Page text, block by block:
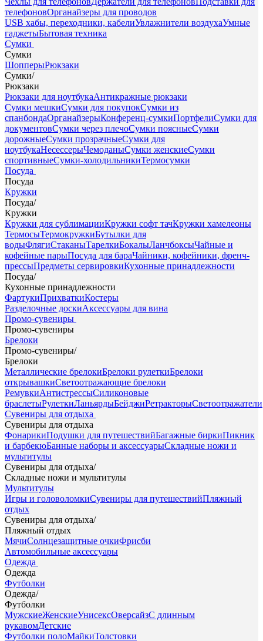
телефоновОрганайзеры для проводов
USB хабы, переходники, кабелиУвлажнители воздухаУмные
гаджетыБытовая техника
Сумки
Сумки
ШопперыРюкзаки
Сумки/
Рюкзаки
Рюкзаки для ноутбукаАнтикражные рюкзаки
Сумки мешкиСумки для покупокСумки из
спанбондаОрганайзерыКонференц-сумкиПортфелиСумки для
документовСумки через плечоСумки поясныеСумки
дорожныеСумки прозрачныеСумки для
ноутбукаНесессерыЧемоданыСумки женскиеСумки
спортивныеСумки-холодильникиТермосумки
Посуда
Посуда
Кружки
Посуда/
Кружки
Кружки для сублимацииКружки софт тачКружки хамелеоны
ТермосыТермокружкиБутылки для
водыФлягиСтаканыТарелкиБокалыЛанчбоксыЧайные и
кофейные парыПосуда для бараЧайники, кофейники, френч-
прессыПредметы сервировкиКухонные принадлежности
Посуда/
Кухонные принадлежности
ФартукиПрихваткиКостеры
Разделочные доскиАксессуары для вина
Промо-сувениры
Промо-сувениры
Брелоки
Промо-сувениры/
Брелоки
Металлические брелокиБрелоки рулеткиБрелоки
открывашкиСветоотражающие брелоки
РемувкиАнтистрессыСиликоновые
браслетыРулеткиЛаньярдыБейджиРетракторыСветоотражатели
Сувениры для отдыха
Сувениры для отдыха
ФонарикиПодушки для путешествийБагажные биркиПикник
и барбекюБанные наборы и аксессуарыСкладные ножи и
мультитулы
Сувениры для отдыха/
Складные ножи и мультитулы
Мультитулы
Игры и головоломкиСувениры для путешествийПляжный
отдых
Сувениры для отдыха/
Пляжный отдых
МячиСолнцезащитные очкиФрисби
Автомобильные аксессуары
Одежда
Одежда
Футболки
Одежда/
Футболки
МужскиеЖенскиеУнисексОверсайзС длинным
рукавомДетские
Футболки полоМайкиТолстовки